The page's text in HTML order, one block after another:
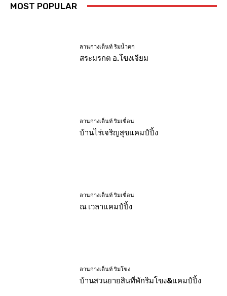
MOST POPULAR
ลานกางเต็นท์ ริมน้ำตก
สระมรกต อ.โขงเจียม
ลานกางเต็นท์ ริมเขื่อน
บ้านไร่เจริญสุขแคมป์ปิ้ง
ลานกางเต็นท์ ริมเขื่อน
ณ เวลาแคมป์ปิ้ง
ลานกางเต็นท์ ริมโขง
บ้านสวนยายสินที่พักริมโขง&แคมป์ปิ้ง